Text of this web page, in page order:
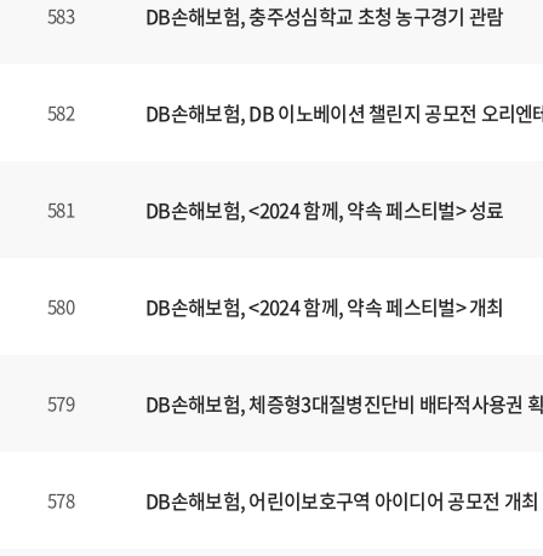
583 DB손해보험, 충주성심학교 초청 농구경기 관람
582 DB손해보험, DB 이노베이션 챌린지 공모전 오리엔
581 DB손해보험, <2024 함께, 약속 페스티벌> 성료
580 DB손해보험, <2024 함께, 약속 페스티벌> 개최
579 DB손해보험, 체증형3대질병진단비 배타적사용권
578 DB손해보험, 어린이보호구역 아이디어 공모전 개최